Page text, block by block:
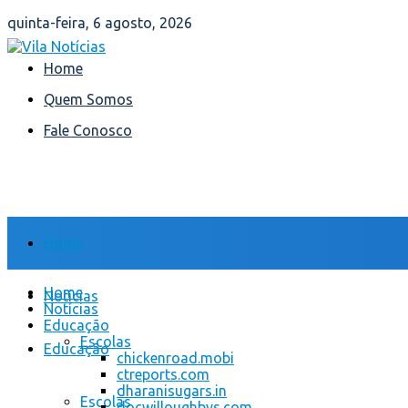
quinta-feira, 6 agosto, 2026
Home
Quem Somos
Fale Conosco
Home
Notícias
Educação
Escolas
Home
Notícias
Educação
Escolas
chickenroad.mobi
ctreports.com
dharanisugars.in